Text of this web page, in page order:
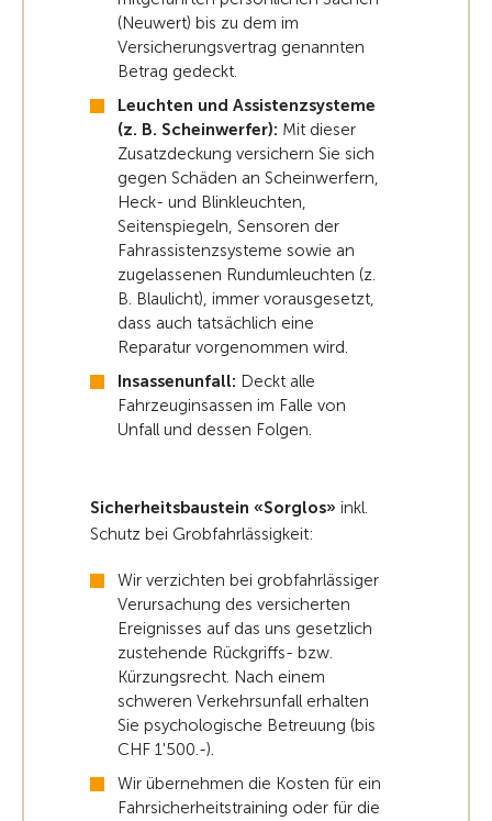
(Neuwert) bis zu dem im
Versicherungsvertrag genannten
Betrag gedeckt.
Leuchten und Assistenzsysteme
(z. B. Scheinwerfer): Mit dieser
Zusatzdeckung versichern Sie sich
gegen Schäden an Scheinwerfern,
Heck- und Blinkleuchten,
Seitenspiegeln, Sensoren der
Fahrassistenzsysteme sowie an
zugelassenen Rundumleuchten (z.
B. Blaulicht), immer vorausgesetzt,
dass auch tatsächlich eine
Reparatur vorgenommen wird.
Insassenunfall: Deckt alle
Fahrzeuginsassen im Falle von
Unfall und dessen Folgen.
Sicherheitsbaustein «Sorglos» inkl.
Schutz bei Grobfahrlässigkeit:
Wir verzichten bei grobfahrlässiger
Verursachung des versicherten
Ereignisses auf das uns gesetzlich
zustehende Rückgriffs- bzw.
Kürzungsrecht. Nach einem
schweren Verkehrsunfall erhalten
Sie psychologische Betreuung (bis
CHF 1'500.-).
Wir übernehmen die Kosten für ein
Fahrsicherheitstraining oder für die